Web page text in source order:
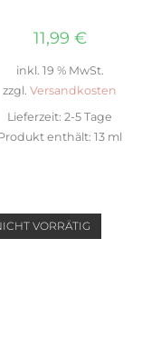
11,99 €
inkl. 19 % MwSt.
zzgl. Versandkosten
Lieferzeit: 2-5 Tage
enthält: 13 ml
VORRÄTIG